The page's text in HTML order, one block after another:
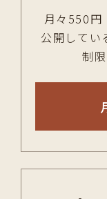
月々550円
公開してい
制